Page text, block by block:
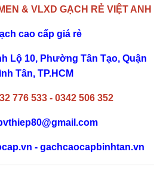
& VLXD GẠCH RẺ VIỆT ANH
Lộ 10, Phường Tân Tạo, Quận
Tân, TP.HCM
776 533 - 0342 506 352
- gachcaocapbinhtan.vn